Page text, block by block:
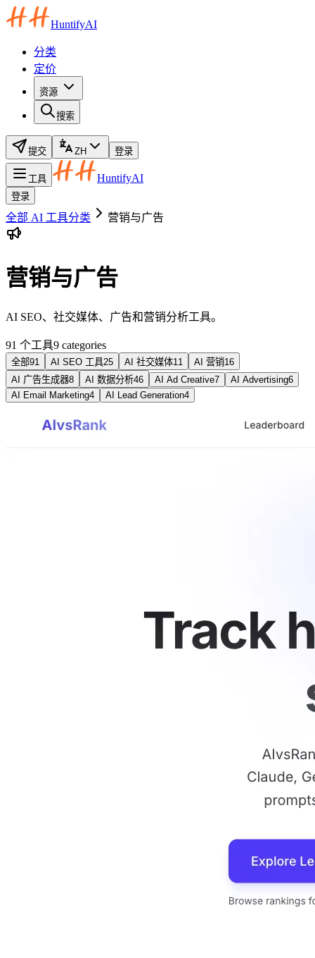
HuntifyAI
分类
定价
资源
搜索
提交 ZH 登录
工具 HuntifyAI
登录
全部 AI 工具分类 营销与广告
营销与广告
AI SEO、社交媒体、广告和营销分析工具。
91 个工具9 categories
全部91 AI SEO 工具25 AI 社交媒体11 AI 营销16
AI 广告生成器8 AI 数据分析46 AI Ad Creative7 AI Advertising6
AI Email Marketing4 AI Lead Generation4